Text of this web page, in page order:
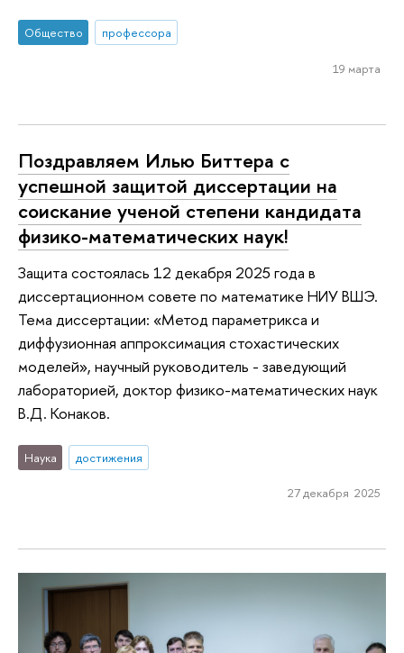
Общество профессора
19 марта
Поздравляем Илью Биттера с
успешной защитой диссертации на
соискание ученой степени кандидата
физико-математических наук!
Защита состоялась 12 декабря 2025 года в
диссертационном совете по математике НИУ ВШЭ.
Тема диссертации: «Метод параметрикса и
диффузионная аппроксимация стохастических
моделей», научный руководитель - заведующий
лабораторией, доктор физико-математических наук
В.Д. Конаков.
Наука достижения
27 декабря 2025